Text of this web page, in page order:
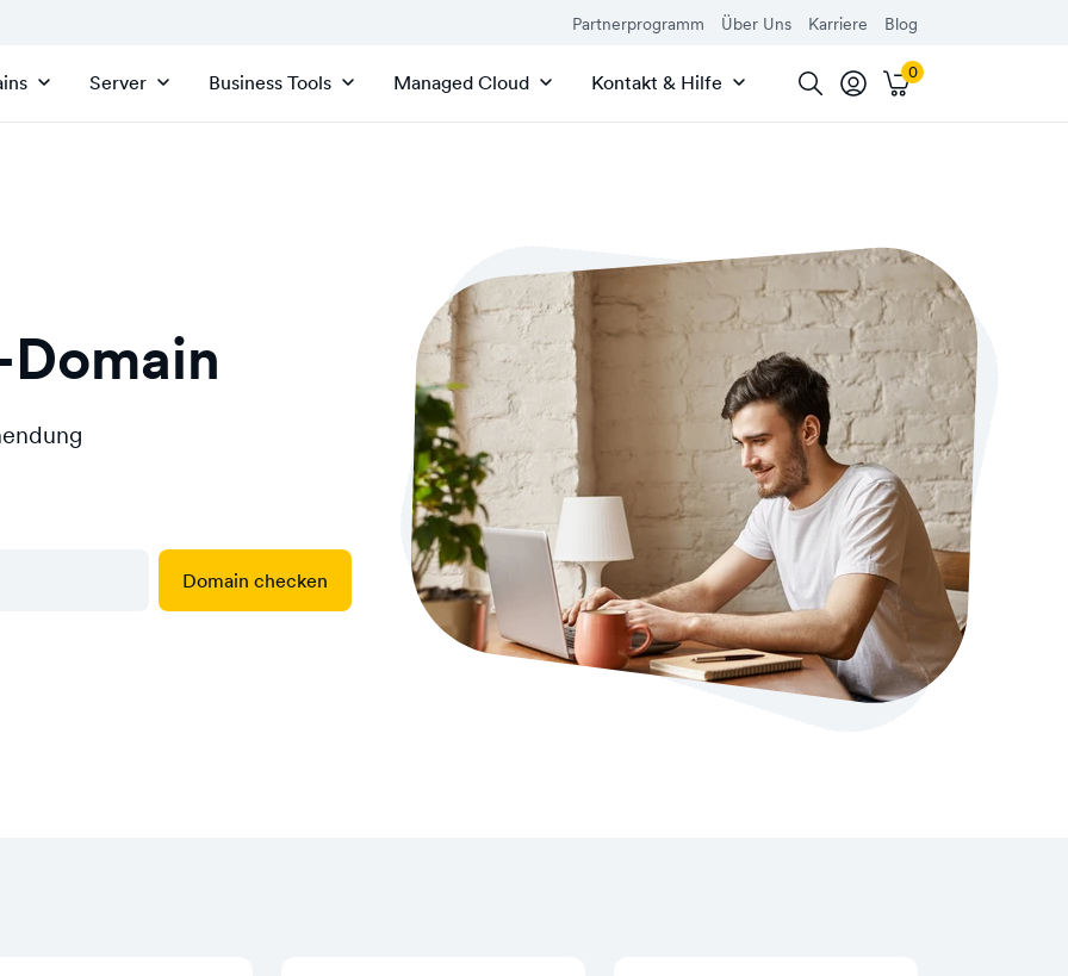
Partnerprogramm Über Uns Karriere Blog
Server Business Tools Managed Cloud Kontakt & Hilfe
Domain checken